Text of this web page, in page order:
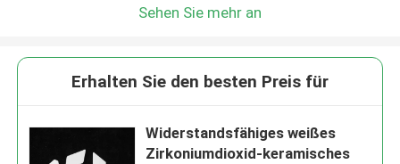
Sehen Sie mehr an
Erhalten Sie den besten Preis für
Widerstandsfähiges weißes
Zirkoniumdioxid-keramisches